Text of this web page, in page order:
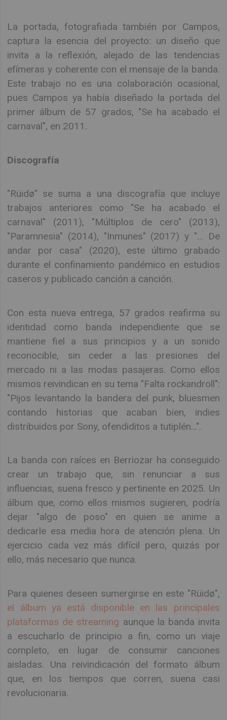
La portada, fotografiada también por Campos,
captura la esencia del proyecto: un diseño que
invita a la reflexión, alejado de las tendencias
efímeras y coherente con el mensaje de la banda.
Este trabajo no es una colaboración ocasional,
pues Campos ya había diseñado la portada del
primer álbum de 57 grados, "Se ha acabado el
carnaval", en 2011.
Discografía
"Rüidø" se suma a una discografía que incluye
trabajos anteriores como "Se ha acabado el
carnaval" (2011), "Múltiplos de cero" (2013),
"Paramnesia" (2014), "Inmunes" (2017) y "... De
andar por casa" (2020), este último grabado
durante el confinamiento pandémico en estudios
caseros y publicado canción a canción.
Con esta nueva entrega, 57 grados reafirma su
identidad como banda independiente que se
mantiene fiel a sus principios y a un sonido
reconocible, sin ceder a las presiones del
mercado ni a las modas pasajeras. Como ellos
mismos reivindican en su tema "Falta rockandroll":
"Pijos levantando la bandera del punk, bluesmen
contando historias que acaban bien, indies
distribuidos por Sony, ofendiditos a tutiplén...".
La banda con raíces en Berriozar ha conseguido
crear un trabajo que, sin renunciar a sus
influencias, suena fresco y pertinente en 2025. Un
álbum que, como ellos mismos sugieren, podría
dejar "algo de poso" en quien se anime a
dedicarle esa media hora de atención plena. Un
ejercicio cada vez más difícil pero, quizás por
ello, más necesario que nunca.
Para quienes deseen sumergirse en este "Rüidø",
el álbum ya está disponible en las principales
plataformas de streaming aunque la banda invita
a escucharlo de principio a fin, como un viaje
completo, en lugar de consumir canciones
aisladas. Una reivindicación del formato álbum
que, en los tiempos que corren, suena casi
revolucionaria.